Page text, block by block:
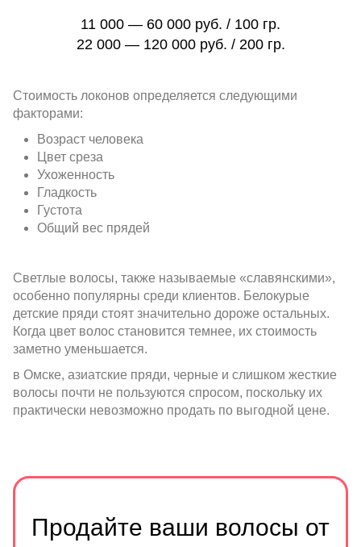
11 000 — 60 000 руб. / 100 гр.
22 000 — 120 000 руб. / 200 гр.
Стоимость локонов определяется следующими
факторами:
Возраст человека
Цвет среза
Ухоженность
Гладкость
Густота
Общий вес прядей
Светлые волосы, также называемые «славянскими»,
особенно популярны среди клиентов. Белокурые
детские пряди стоят значительно дороже остальных.
Когда цвет волос становится темнее, их стоимость
заметно уменьшается.
в Омске, азиатские пряди, черные и слишком жесткие
волосы почти не пользуются спросом, поскольку их
практически невозможно продать по выгодной цене.
Продайте ваши волосы от